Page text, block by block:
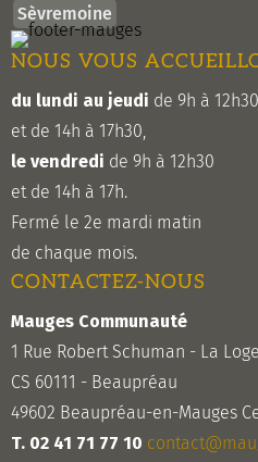
Sèvremoine
NOUS VOUS
du lundi au jeudi de 9h à 12h30
et de 14h à 17h30,
le vendredi de 9h à 12h30
et de 14h à 17h.
Fermé le 2e mardi matin
de chaque mois.
CONTACTEZ-NOUS
Mauges Communauté
1 Rue Robert Schuman - La Loge
CS 60111 - Beaupréau
49602 Beaupréau-en-Mauges
T. 02 41 71 77 10